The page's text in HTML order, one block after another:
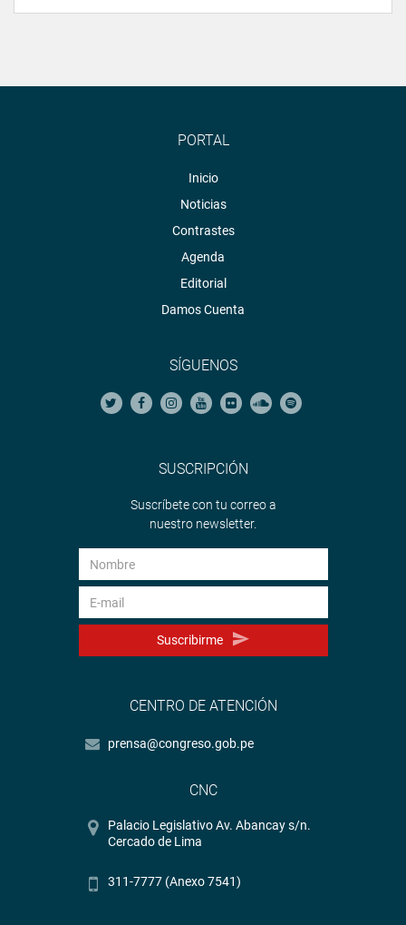
PORTAL
Inicio
Noticias
Contrastes
Agenda
Editorial
Damos Cuenta
SÍGUENOS
SUSCRIPCIÓN
Suscríbete con tu correo a
nuestro newsletter.
Suscribirme
CENTRO DE ATENCIÓN
prensa@congreso.gob.pe
CNC
Palacio Legislativo Av. Abancay s/n.
Cercado de Lima
311-7777 (Anexo 7541)